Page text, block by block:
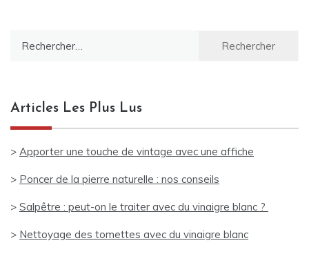
Articles Les Plus Lus
> Apporter une touche de vintage avec une affiche
> Poncer de la pierre naturelle : nos conseils
> Salpêtre : peut-on le traiter avec du vinaigre blanc ?
> Nettoyage des tomettes avec du vinaigre blanc